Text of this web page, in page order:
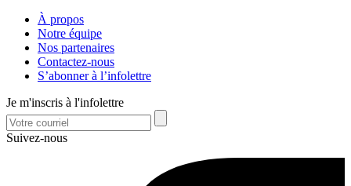
À propos
Notre équipe
Nos partenaires
Contactez-nous
S’abonner à l’infolettre
Je m'inscris à l'infolettre
Suivez-nous